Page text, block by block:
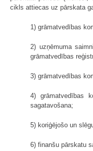
cikls attiecas uz pārskata
1) grāmatvedības
2) uzņēmuma
grāmatvedības
3) grāmatvedības
4) grāmatvedības
sagatavošana;
5) koriģējošo un
6) finanšu pārskatu